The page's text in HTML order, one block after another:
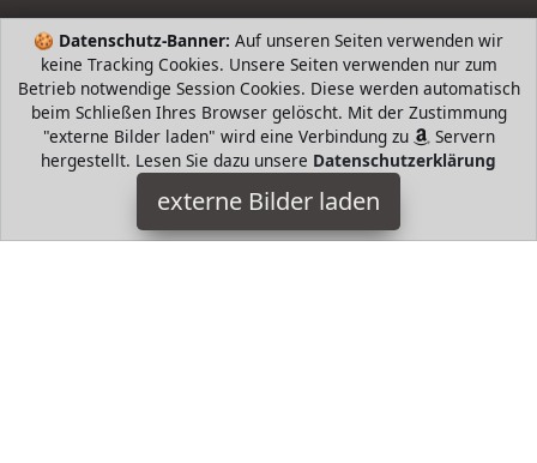
🍪 Datenschutz-Banner: Auf unseren Seiten verwenden wir
keine Tracking Cookies. Unsere Seiten verwenden nur zum
Betrieb notwendige Session Cookies. Diese werden automatisch
beim Schließen Ihres Browser gelöscht. Mit der Zustimmung
"externe Bilder laden" wird eine Verbindung zu
Servern
hergestellt. Lesen Sie dazu unsere Datenschutzerklärung
externe Bilder laden
Sylvanian Families